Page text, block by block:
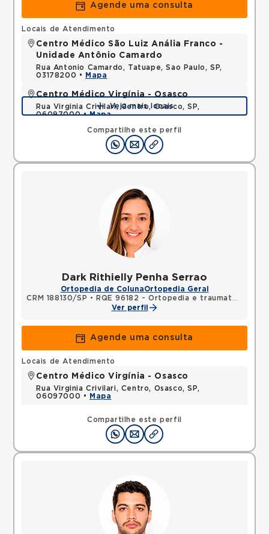
Agende uma consulta
Compartilhe este perfil
Locais de Atendimento
Centro Médico São Luiz Anália Franco -
Unidade Antônio Camardo
Rua Antonio Camardo, Tatuape, Sao Paulo, SP,
03178200 •
Mapa
Centro Médico Virgínia - Osasco
Rua Virginia Crivilari, Centro, Osasco, SP,
06097000 •Mapa
Veja mais locais
Dark Rithielly Penha Serrao
Ortopedia de ColunaOrtopedia Geral
CRM 188130/SP •
RQE 96182 - Ortopedia e traumatologia
Ver perfil
Agende uma consulta
Compartilhe este perfil
Locais de Atendimento
Centro Médico Virgínia - Osasco
Rua Virginia Crivilari, Centro, Osasco, SP,
06097000 •
Mapa